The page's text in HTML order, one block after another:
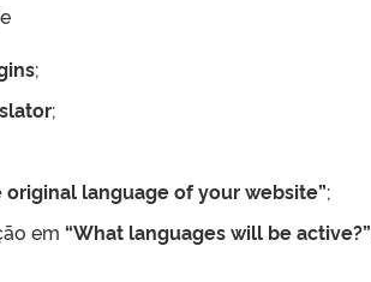
;
;
original language of your website”;
em “What languages will be active?”